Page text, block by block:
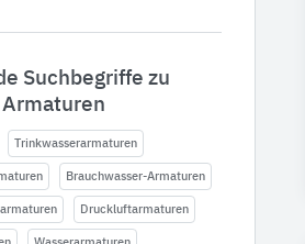
Suchbegriffe zu
Trinkwasserarmaturen
Brauchwasser-Armaturen
Druckluftarmaturen